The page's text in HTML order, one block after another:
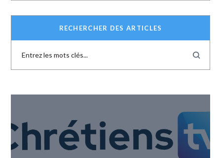
RECHERCHER DES ARTICLES